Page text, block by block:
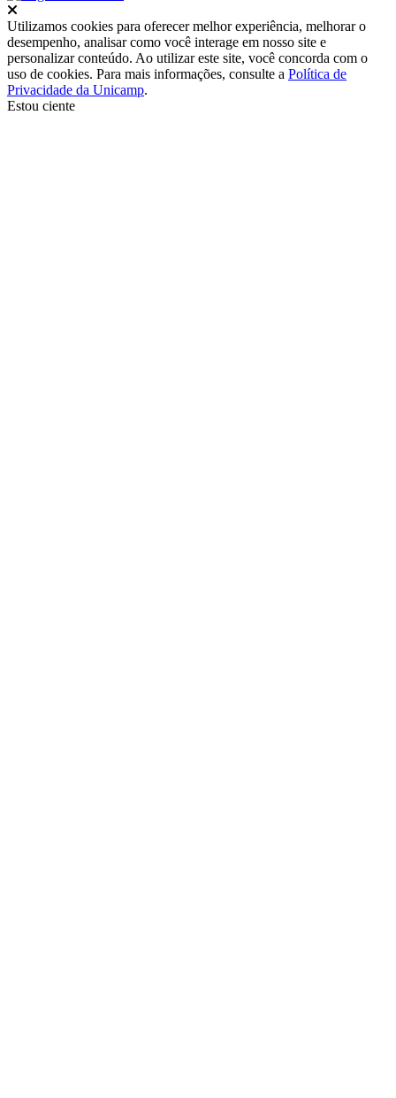
Utilizamos cookies para oferecer melhor experiência, melhorar o
desempenho, analisar como você interage em nosso site e
personalizar conteúdo. Ao utilizar este site, você concorda com o
uso de cookies. Para mais informações, consulte a Política de
Privacidade da Unicamp.
Estou ciente